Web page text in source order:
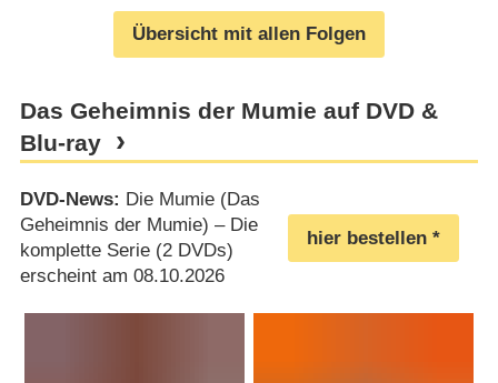
Übersicht mit allen Folgen
Das Geheimnis der Mumie auf DVD &
Blu-ray
DVD-News: Die Mumie (Das
Geheimnis der Mumie) – Die
komplette Serie (2 DVDs)
erscheint am 08.10.2026
hier bestellen